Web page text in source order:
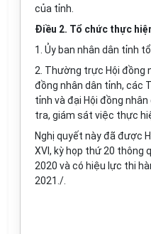
của tỉnh.
Điều 2. Tổ chức thực
1. Ủy ban nhân dân tỉnh
2. Thường trực Hội đồng
đồng nhân dân tỉnh, các
tỉnh và đại Hội đồng
tra, giám sát việc thực
Nghị quyết này đã được
XVI, kỳ họp thứ 20 thông
2020 và có hiệu lực thi
2021./.